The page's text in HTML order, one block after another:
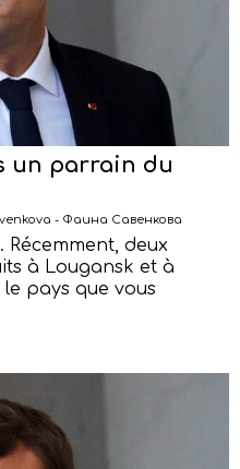
un parrain du
- Фаина Савенкова
deux
à Lougansk et à
pays que vous